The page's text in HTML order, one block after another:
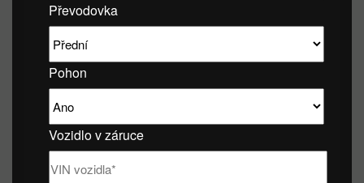
Převodovka
Pohon
Vozidlo v záruce